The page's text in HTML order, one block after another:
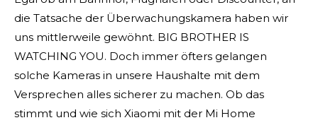
die Tatsache der Überwachungskamera haben wir
uns mittlerweile gewöhnt. BIG BROTHER IS
WATCHING YOU. Doch immer öfters gelangen
solche Kameras in unsere Haushalte mit dem
Versprechen alles sicherer zu machen. Ob das
stimmt und wie sich Xiaomi mit der Mi Home